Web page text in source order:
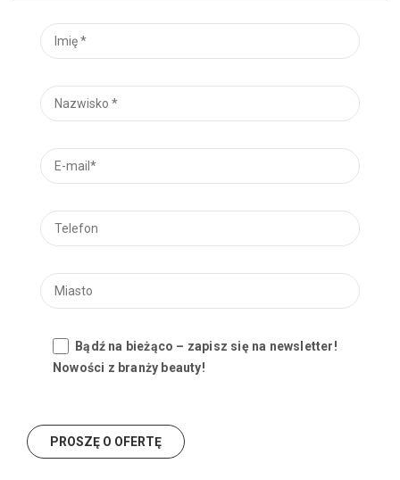
Bądź na bieżąco – zapisz się na newsletter!
Nowości z branży beauty!